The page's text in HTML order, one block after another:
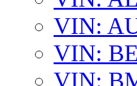
VIN:
VIN:
VIN: